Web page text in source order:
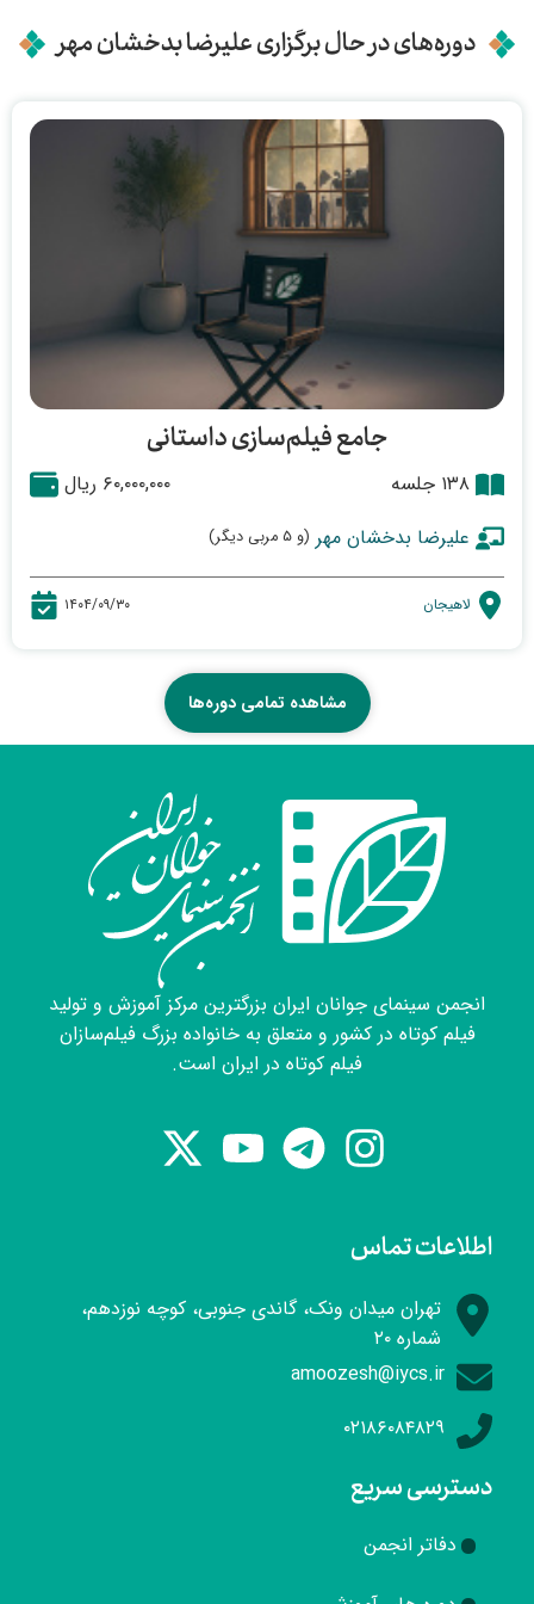
دوره‌های در حال برگزاری علیرضا بدخشان مهر
جامع فیلم‌سازی داستانی
۱۳۸ جلسه
۶۰,۰۰۰,۰۰۰ ریال
علیرضا بدخشان مهر (و ۵ مربی دیگر)
لاهیجان ۱۴۰۴/۰۹/۳۰
مشاهده تمامی دوره‌ها
اطلاعات تماس
تهران میدان ونک، گاندی جنوبی، کوچه نوزدهم،
شماره ۲۰
amoozesh@iycs.ir
۰۲۱۸۶۰۸۴۸۲۹
انجمن سینمای جوانان ایران بزرگترین مرکز آموزش و تولید
فیلم کوتاه در کشور و متعلق به خانواده بزرگ فیلم‌سازان
فیلم کوتاه در ایران است.
دسترسی سریع
دفاتر انجمن